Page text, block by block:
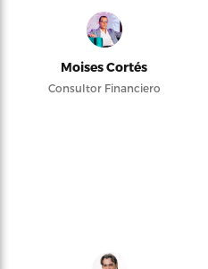
Moises Cortés
Consultor Financiero